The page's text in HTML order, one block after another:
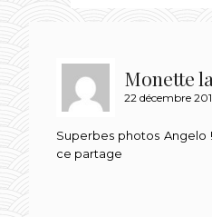
Monette
22 décembre
Superbes photos
ce partage